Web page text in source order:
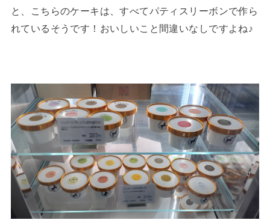
と、こちらのケーキは、すべてパティスリーボンで作ら
れているそうです！おいしいこと間違いなしですよね♪